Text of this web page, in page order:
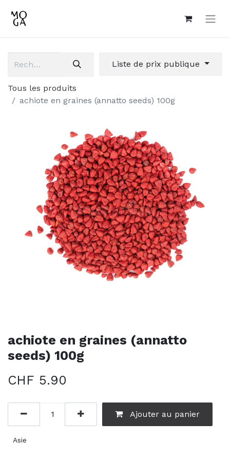
Liste de prix publique
Tous les produits
achiote en graines (annatto seeds) 100g
achiote en graines (annatto
seeds) 100g
CHF 5.90
Ajouter au panier
Asie